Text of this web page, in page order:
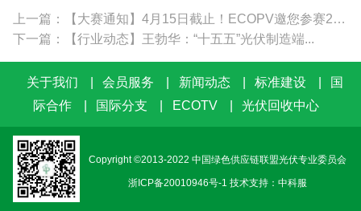
上一篇：【大赛通知】4月15日截止！ECOPV邀您参赛20...
下一篇：【行业动态】王勃华：“十五五”光伏制造端...
关于我们 会员服务 新闻动态 标准建设
国
际合作
国际分支 ECOTV 光伏回收中心
Copyright ©2013-2022 中国绿色供应链联盟光伏专业委员会
浙ICP备20010946号-1 技术支持：中科服